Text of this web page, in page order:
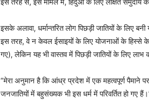
इसके अलावा, धर्मान्तरित लोग पिछड़ी जातियों के लिए
इस तरह, वे न केवल ईसाइयों के लिए योजनाओं के हिस्से के
गए), लेकिन यह भी वास्तव में पिछड़ी जातियों के लिए लाभ
“मेरा अनुमान है कि आंध्र प्रदेश में एक महत्वपूर्ण पैमाने
जनजातियों में बहुसंख्यक भी इस धर्म में परिवर्तित हो गए